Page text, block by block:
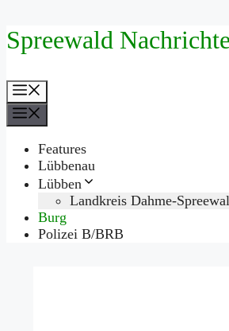
Zum
Inhalt
Spreewald
Features
Lübbenau
Lübben
Landkreis Dahme-
Burg
Polizei B/BRB